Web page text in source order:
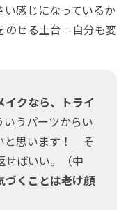
い感じになっているか
せる土台＝自分も変
イクなら、トライ
いうパーツからい
と思います！ そ
せばいい。（中
づくことは老け顔